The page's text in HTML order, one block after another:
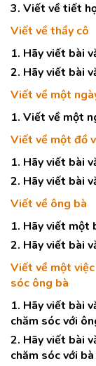
3. Viết về tiết
Viết về thầy cô
1. Hãy viết bài
2. Hãy viết bài
Viết về một
1. Viết về một
Viết về một đồ
1. Hãy viết bài
2. Hãy viết bài
Viết về ông bà
1. Hãy viết một
2. Hãy viết bài
Viết về một
sóc ông bà
1. Hãy viết bài
chăm sóc với
2. Hãy viết bài
chăm sóc với